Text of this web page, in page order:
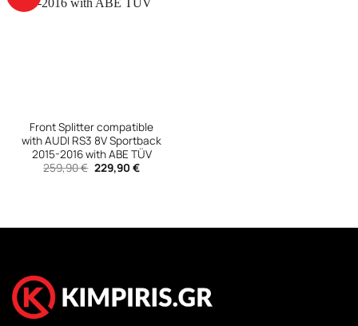
Front Splitter compatible
with AUDI RS3 8V Sportback
2015-2016 with ABE TÜV
259,90€ Original
price
229,90 €Η